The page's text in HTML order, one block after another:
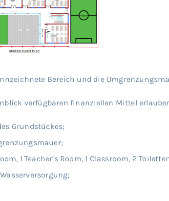
Bereich und die
verfügbaren finanziellen Mittel
Grundstückes;
1 Teacher’s Room, 1 Classroom, 2